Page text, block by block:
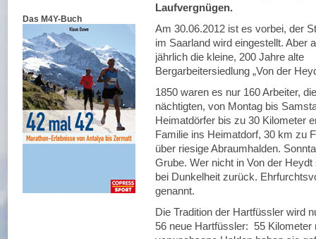
Das M4Y-Buch
Laufvergnügen.
Am 30.06.2012 ist es vorbei, der
im Saarland wird eingestellt. Aber
jährlich die kleine, 200 Jahre alte
Bergarbeitersiedlung „Von der
1850 waren es nur 160 Arbeiter,
nächtigten, von Montag bis
Heimatdörfer bis zu 30 Kilometer
Familie ins Heimatdorf, 30 km zu
über riesige Abraumhalden.
Grube. Wer nicht in Von der
bei Dunkelheit zurück.
genannt.
Die Tradition der Hartfüssler wird
56 neue Hartfüssler: 55